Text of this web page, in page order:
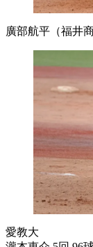
廣部航平（福井
愛教大